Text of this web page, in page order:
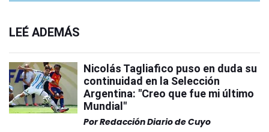
LEÉ ADEMÁS
Nicolás Tagliafico puso en duda su
continuidad en la Selección
Argentina: "Creo que fue mi último
Mundial"
PorRedacción Diario de Cuyo